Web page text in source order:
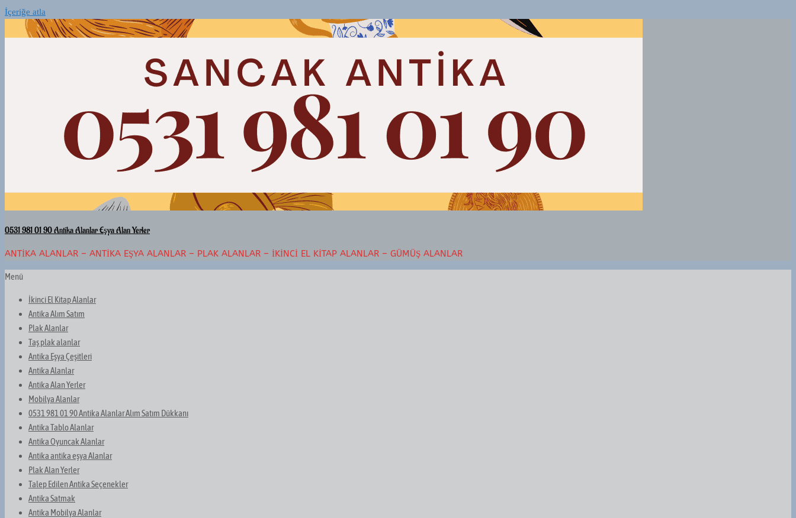
İçeriğe atla
0531 981 01 90 Antika Alanlar Eşya Alan Yerler
ANTIKA ALANLAR – ANTIKA EŞYA ALANLAR – PLAK ALANLAR – İKINCI EL KITAP ALANLAR – GÜMÜŞ ALANLAR
Menü
İkinci El Kitap Alanlar
Antika Alım Satım
Plak Alanlar
Taş plak alanlar
Antika Eşya Çeşitleri
Antika Alanlar
Antika Alan Yerler
Mobilya Alanlar
0531 981 01 90 Antika Alanlar Alım Satım Dükkanı
Antika Tablo Alanlar
Antika Oyuncak Alanlar
Antika antika eşya Alanlar
Plak Alan Yerler
Talep Edilen Antika Seçenekler
Antika Satmak
Antika Mobilya Alanlar